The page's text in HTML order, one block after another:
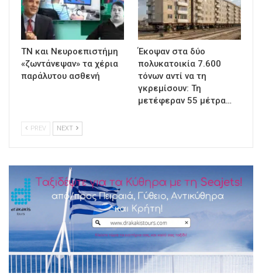
ΤΝ και Νευροεπιστήμη
«ζωντάνεψαν» τα χέρια
παράλυτου ασθενή
Έκοψαν στα δύο
πολυκατοικία 7.600
τόνων αντί να τη
γκρεμίσουν: Τη
μετέφεραν 55 μέτρα…
PREV NEXT